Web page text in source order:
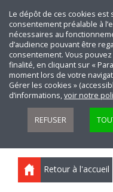
Le dépôt de ces cookies est
consentement préalable à
nécessaires au
d’audience pouvant être
consentement. Vous
finalité, en cliquant sur «
moment lors de votre
Gérer les cookies »
d’informations,voir notre
REFUSER
Retour à l'accueil